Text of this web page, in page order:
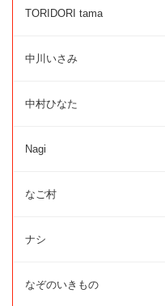
TORIDORI tama
中川いさみ
中村ひなた
Nagi
なご村
ナシ
なぞのいきもの